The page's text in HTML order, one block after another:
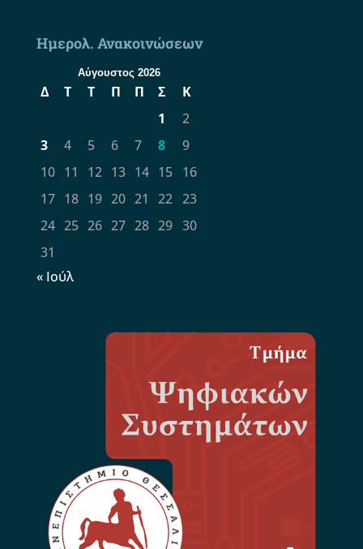
Ημερολ. Ανακοινώσεων
Αύγουστος 2026
Δ Τ Τ Π Π Σ
Κ
1
2
3
4 5 6 7 8
9
10 11 12 13 14 15
16
17 18 19 20 21 22 23
24 25 26 27 28 29 30
31
« Ιούλ